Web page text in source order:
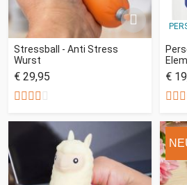
Stressball - Anti Stress
Wurst
€ 29,95 €